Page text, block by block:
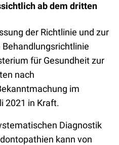
ab dem dritten
der Richtlinie und zur
für Gesundheit zur
nach
im
2021 in Kraft.
Diagnostik
kann von